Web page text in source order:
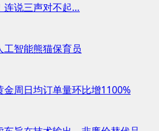
连说三声对不起…
智能熊猫保育员
周日均订单量环比增1100%